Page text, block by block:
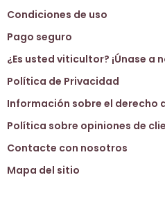
Condiciones de uso
Pago seguro
¿Es usted viticultor? ¡Únase a
Política de Privacidad
Información sobre el derecho
Política sobre opiniones de
Contacte con nosotros
Mapa del sitio